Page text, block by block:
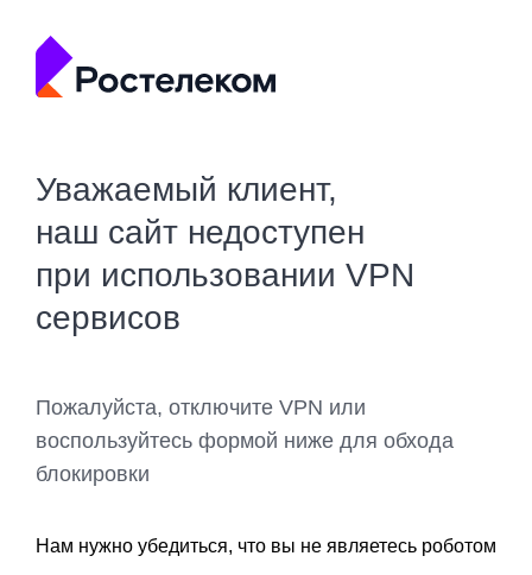
Уважаемый клиент,
наш сайт недоступен
при использовании VPN
сервисов
Пожалуйста, отключите VPN или
воспользуйтесь формой ниже для обхода
блокировки
Нам нужно убедиться, что вы не являетесь роботом